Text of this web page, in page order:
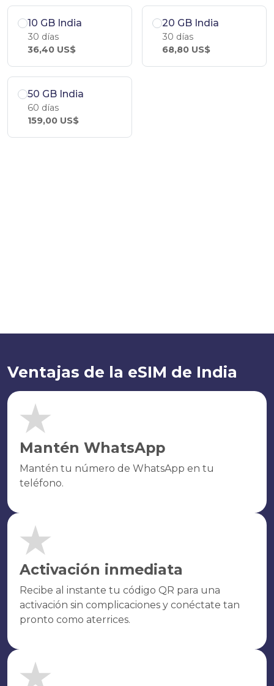
10 GB India
30 días
36,40 US$
20 GB India
30 días
68,80 US$
50 GB India
60 días
159,00 US$
Ventajas de la eSIM de India
Mantén WhatsApp
Mantén tu número de WhatsApp en tu
teléfono.
Activación inmediata
Recibe al instante tu código QR para una
activación sin complicaciones y conéctate tan
pronto como aterrices.